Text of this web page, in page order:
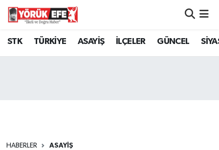
STK TÜRKİYE ASAYİŞ İLÇELER GÜNCEL
HABERLER ASAYİŞ
Aydın Nöbetçi Eczaneler